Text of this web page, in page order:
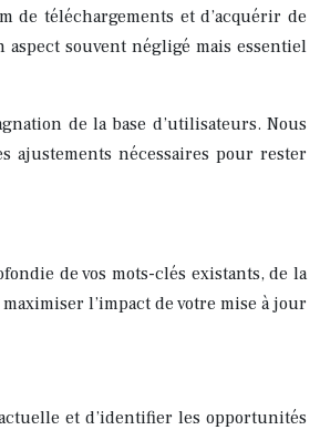
de téléchargements et d’acquérir de
souvent négligé mais essentiel
de la base d’utilisateurs. Nous
ajustements nécessaires pour rester
de vos mots-clés existants, de la
l’impact de votre mise à jour
et d’identifier les opportunités